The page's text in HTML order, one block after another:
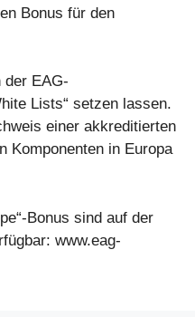
Bonus für den
der EAG-
Lists“ setzen lassen.
einer akkreditierten
Komponenten in Europa
Bonus sind auf der
www.eag-